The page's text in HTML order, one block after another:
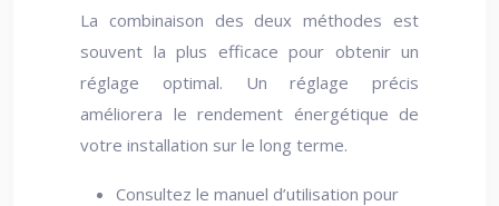
La combinaison des deux méthodes est
souvent la plus efficace pour obtenir un
réglage optimal. Un réglage précis
améliorera le rendement énergétique de
votre installation sur le long terme.
Consultez le manuel d’utilisation pour